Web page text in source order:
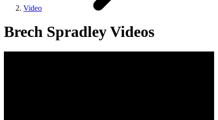
Video
Brech Spradley Videos